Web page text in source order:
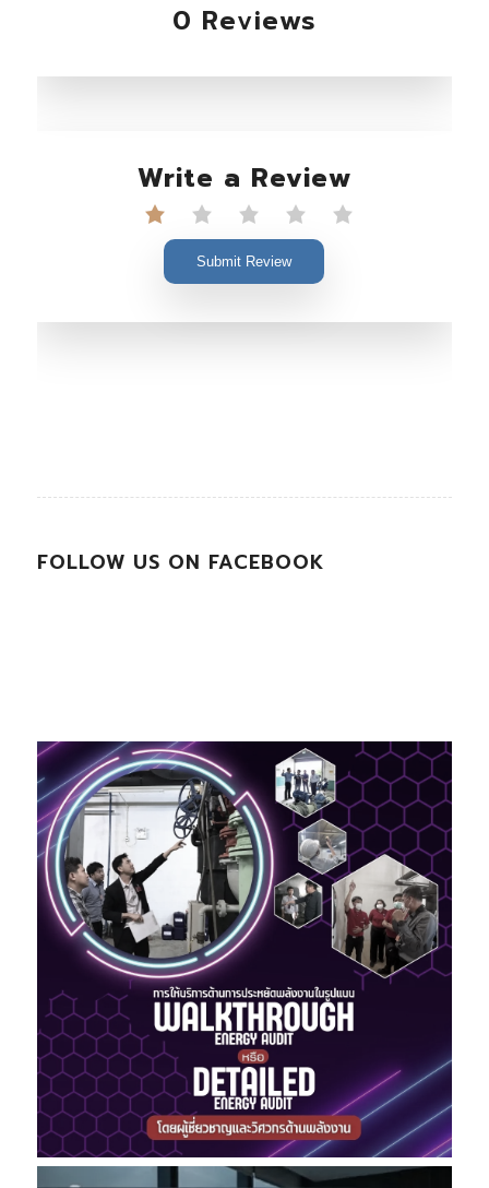
0 Reviews
Write a Review
Submit Review
FOLLOW US ON FACEBOOK